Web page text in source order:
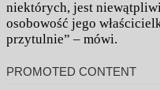
niektórych, jest
osobowość jego
przytulnie” – mówi.